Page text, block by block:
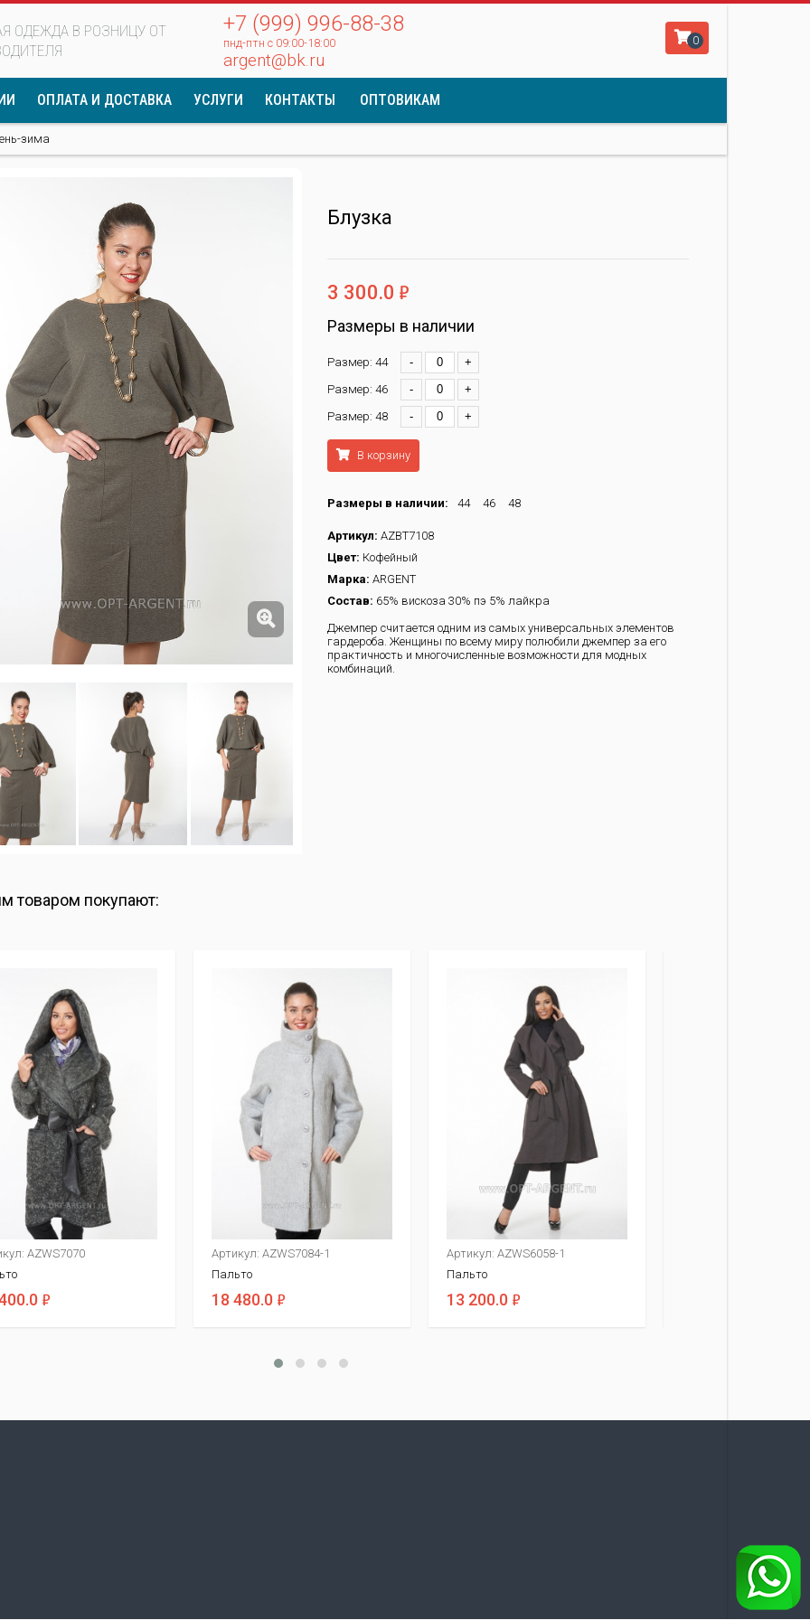
ОДЕЖДА В РОЗНИЦУ ОТ
+7 (999) 996-88-38
пнд-птн с 09:00-18:00
argent@bk.ru
0
ОПЛАТА И ДОСТАВКА УСЛУГИ КОНТАКТЫ ОПТОВИКАМ
зима
Блузка
3 300.0 ф
Размеры в наличии
Размер: 44 -
+
Размер: 46
-
+
Размер: 48
- +
В корзину
Размеры в наличии: 44 46 48
Артикул: AZBT7108
Цвет: Кофейный
Марка: ARGENT
Состав: 65% вискоза 30% пэ 5% лайкра
Джемпер считается одним из самых универсальных элементов
гардероба. Женщины по всему миру полюбили джемпер за его
практичность и многочисленные возможности для модных
комбинаций.
товаром покупают:
AZWS7070
ф
Артикул: AZWS7084-1
Пальто
18 480.0 ф
Артикул: AZWS6058-1
Пальто
13 200.0 ф